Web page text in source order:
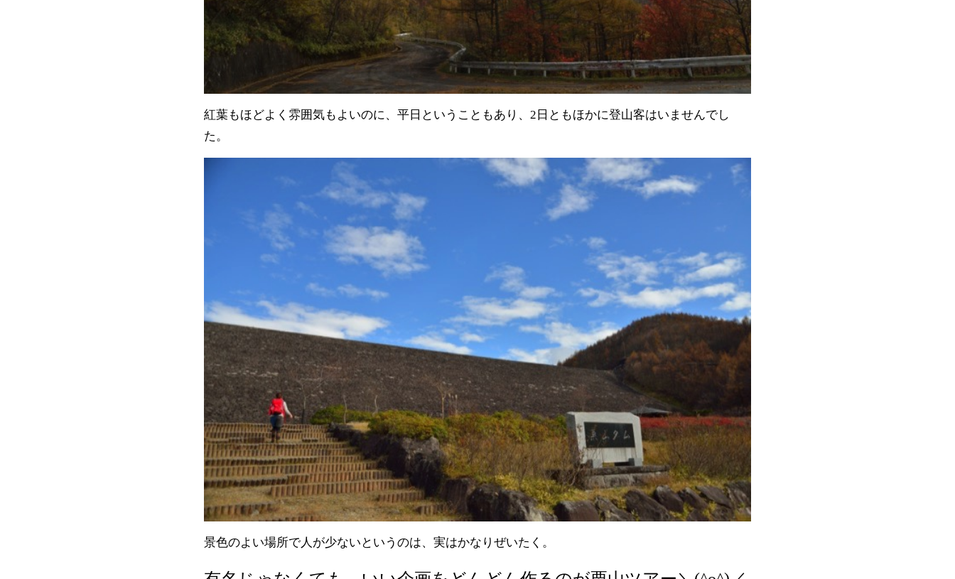
紅葉もほどよく雰囲気もよいのに、平日ということもあり、2日ともほかに登山客はいませんでし
た。
景色のよい場所で人が少ないというのは、実はかなりぜいたく。